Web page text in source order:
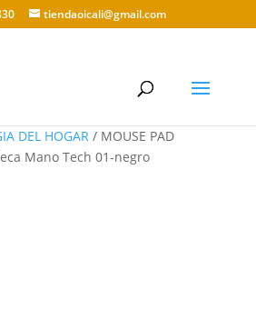
tiendaoicali@gmail.com
DEL HOGAR/ MOUSE PAD
Mano Tech 01-negro